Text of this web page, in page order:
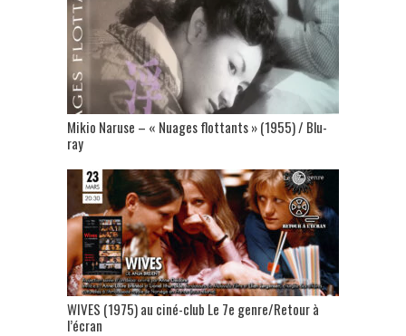
Mikio Naruse – « Nuages flottants » (1955) / Blu-
ray
WIVES (1975) au ciné-club Le 7e genre/Retour à
l’écran